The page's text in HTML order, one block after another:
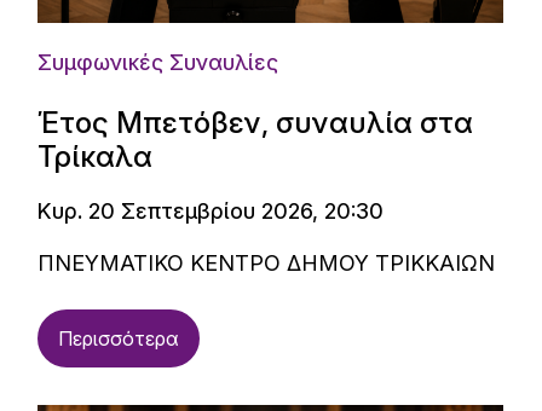
Συμφωνικές Συναυλίες
Έτος Μπετόβεν, συναυλία στα
Τρίκαλα
Κυρ. 20 Σεπτεμβρίου 2026, 20:30
ΠΝΕΥΜΑΤΙΚΟ ΚΕΝΤΡΟ ΔΗΜΟΥ ΤΡΙΚΚΑΙΩΝ
Περισσότερα